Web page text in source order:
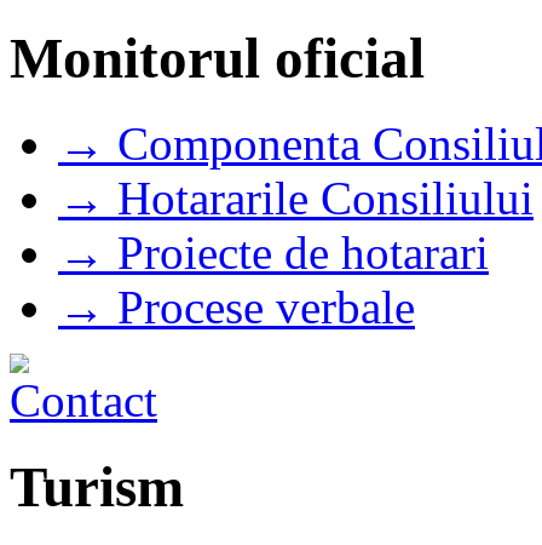
Monitorul oficial
→ Componenta
→ Hotararile Consiliului
→ Proiecte de hotarari
→ Procese verbale
Turism